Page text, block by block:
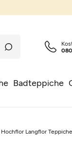
Badteppiche
Hochflor Langflor Teppiche